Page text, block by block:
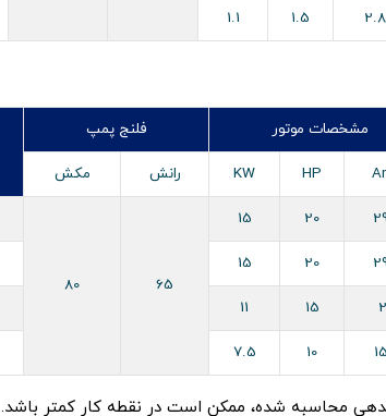
1.5
1.1
مشخصات موتور
فلنج پمپ
HP
KW رانش مکش
20
15
65
80
20
15
15
11
10
7.5
محاسبه شده، ممکن است در نقطه کار کمتر باشد.